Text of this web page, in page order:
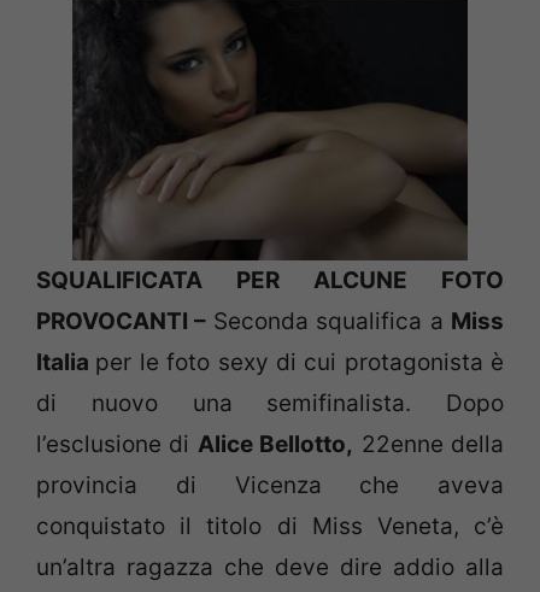
SQUALIFICATA PER ALCUNE FOTO
PROVOCANTI – Seconda squalifica a Miss
Italia per le foto sexy di cui protagonista è
di nuovo una semifinalista. Dopo
l’esclusione di Alice Bellotto, 22enne della
provincia di Vicenza che aveva
conquistato il titolo di Miss Veneta, c’è
un’altra ragazza che deve dire addio alla